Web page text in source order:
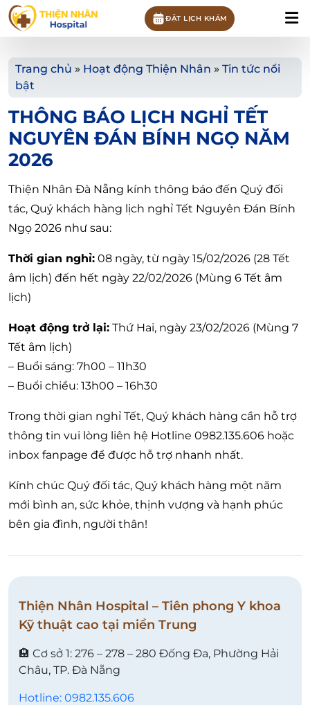
ĐẶT LỊCH KHÁM
Trang chủ » Hoạt động Thiện Nhân » Tin tức nổi
bật
THÔNG BÁO LỊCH NGHỈ TẾT
NGUYÊN ĐÁN BÍNH NGỌ NĂM
2026
Thiện Nhân Đà Nẵng kính thông báo đến Quý đối
tác, Quý khách hàng lịch nghỉ Tết Nguyên Đán Bính
Ngọ 2026 như sau:
Thời gian nghỉ: 08 ngày, từ ngày 15/02/2026 (28 Tết
âm lịch) đến hết ngày 22/02/2026 (Mùng 6 Tết âm
lịch)
Hoạt động trở lại: Thứ Hai, ngày 23/02/2026 (Mùng 7
Tết âm lịch)
– Buổi sáng: 7h00 – 11h30
– Buổi chiều: 13h00 – 16h30
Trong thời gian nghỉ Tết, Quý khách hàng cần hỗ trợ
thông tin vui lòng liên hệ Hotline 0982.135.606 hoặc
inbox fanpage để được hỗ trợ nhanh nhất.
Kính chúc Quý đối tác, Quý khách hàng một năm
mới bình an, sức khỏe, thịnh vượng và hạnh phúc
bên gia đình, người thân!
Thiện Nhân Hospital – Tiên phong Y khoa
Kỹ thuật cao tại miền Trung
🏨 Cơ sở 1: 276 – 278 – 280 Đống Đa, Phường Hải
Châu, TP. Đà Nẵng
Hotline: 0982.135.606